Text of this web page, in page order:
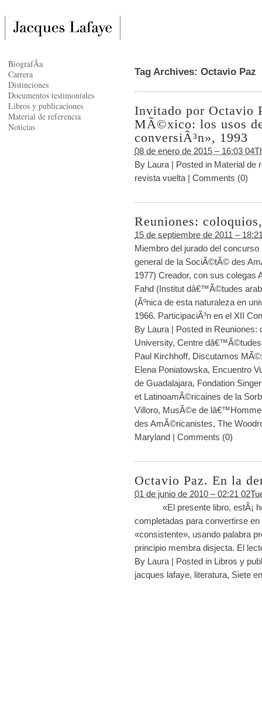
Tag Archives: Octavio Paz
Invitado por Octavio
MÃ©xico: los usos
conversiÃ³n», 1993
08 de enero de 2015 – 16:03
By Laura | Posted in Material de
revista vuelta | Comments (0)
Reuniones:
15 de septiembre de 2011 –
Miembro del jurado del
general de la SociÃ©tÃ© des
1977) Creador, con sus
Fahd (Institut dâ€™Ã©tudes
(Ãºnica de esta naturaleza en
1966. ParticipaciÃ³n en el XII
By Laura | Posted in Reuniones:
University, Centre
Paul Kirchhoff, Discutamos
Elena Poniatowska, Encuentro
de Guadalajara, Fondation
et LatinoamÃ©ricaines de la
Villoro, MusÃ©e de lâ€™Homme
des AmÃ©ricanistes, The
Maryland | Comments (0)
Octavio Paz. En la
01 de junio de 2010 – 02:21
«El presente libro, estÃ¡
completadas para convertirse
«consistente», usando palabra
principio membra disjecta. El
By Laura | Posted in Libros y
jacques lafaye, literatura, Siete
BiografÃ­a
Carrera
Distinciones
Documentos testimoniales
Libros y publicaciones
Material de referencia
Noticias